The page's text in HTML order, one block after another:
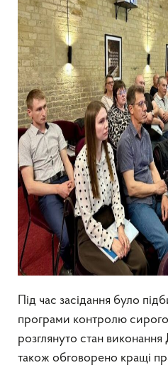
Під час засідання було
програми контролю
розглянуто стан
також обговорено кращі